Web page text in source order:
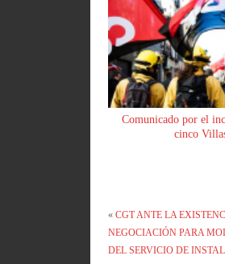
Comunicado por el
cinco
«CGT ANTE LA
NEGOCIACIÓN PARA
DEL SERVICIO DE